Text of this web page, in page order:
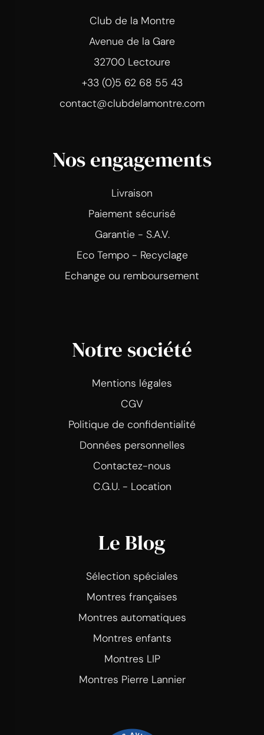
Club de la Montre
Avenue de la Gare
32700 Lectoure
+33 (0)5 62 68 55 43
contact@clubdelamontre.com
Nos engagements
Livraison
Paiement sécurisé
Garantie - S.A.V.
Eco Tempo - Recyclage
Echange ou remboursement
Notre société
Mentions légales
CGV
Politique de confidentialité
Données personnelles
Contactez-nous
C.G.U. - Location
Le Blog
Sélection spéciales
Montres françaises
Montres automatiques
Montres enfants
Montres LIP
Montres Pierre Lannier